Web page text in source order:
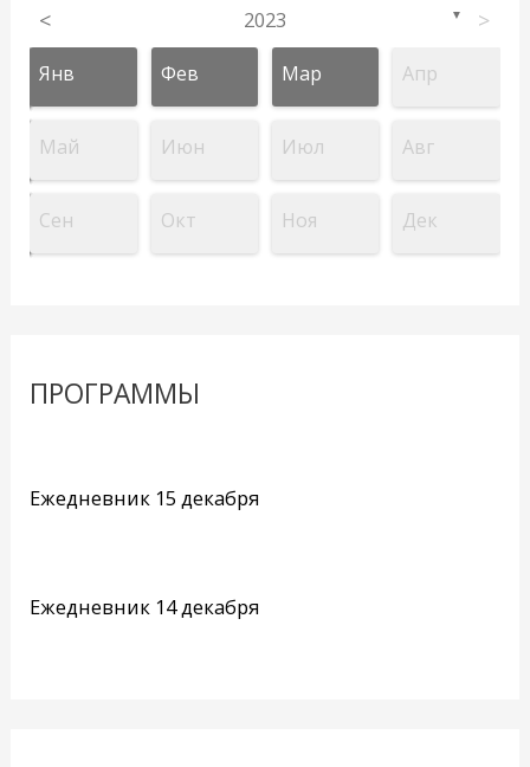
< 2023 ▼ >
Янв Фев Мар Апр
Май Июн Июл Авг
Сен Окт Ноя Дек
ПРОГРАММЫ
Ежедневник 15 декабря
Ежедневник 14 декабря